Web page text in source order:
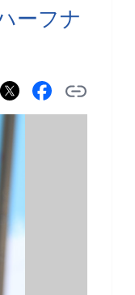
ーフナ